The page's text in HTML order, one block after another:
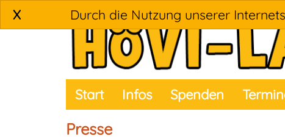
X Durch die Nutzung unserer
Start Infos Spenden
Presse